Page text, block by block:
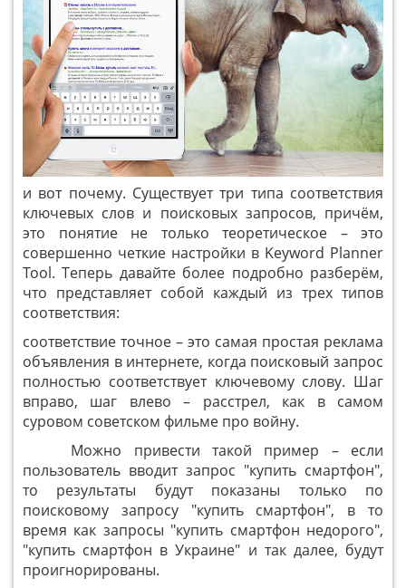
и вот почему. Существует три типа соответствия
ключевых слов и поисковых запросов, причём,
это понятие не только теоретическое – это
совершенно четкие настройки в Keyword Planner
Tool. Теперь давайте более подробно разберём,
что представляет собой каждый из трех типов
соответствия:
соответствие точное – это самая простая реклама
объявления в интернете, когда поисковый запрос
полностью соответствует ключевому слову. Шаг
вправо, шаг влево – расстрел, как в самом
суровом советском фильме про войну.
Можно привести такой пример – если
пользователь вводит запрос "купить смартфон",
то результаты будут показаны только по
поисковому запросу "купить смартфон", в то
время как запросы "купить смартфон недорого",
"купить смартфон в Украине" и так далее, будут
проигнорированы.